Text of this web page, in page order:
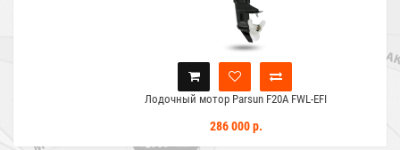
Лодочный мотор Parsun F20A FWL-EFI
286 000 р.